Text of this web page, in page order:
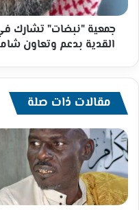
منفذ
القدية
بدعم
شامل
الجهات
الحكومية
والخاصة
جمعية "نبضات" تشارك
القدية بدعم وتعاون
مقالات ذات صلة